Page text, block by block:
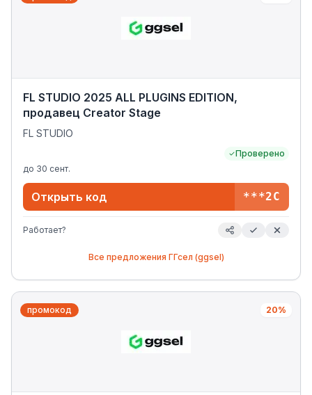
FL STUDIO 2025 ALL PLUGINS EDITION,
продавец Creator Stage
FL STUDIO
Проверено
до 30 сент.
Открыть код ***2C
Работает?
Все предложения ГГсел (ggsel)
промокод 20%